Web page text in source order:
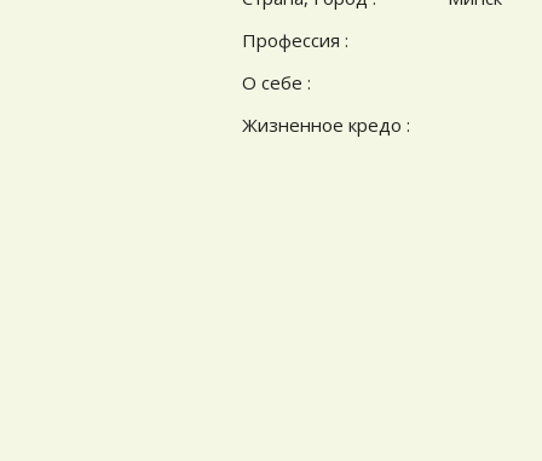
Профессия :
О себе :
Жизненное кредо :